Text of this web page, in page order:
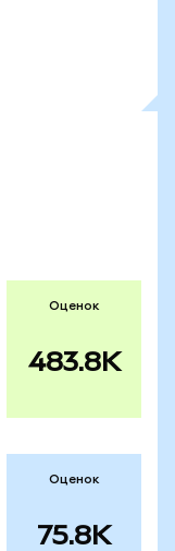
Оценок
483.8K
Оценок
75.8K